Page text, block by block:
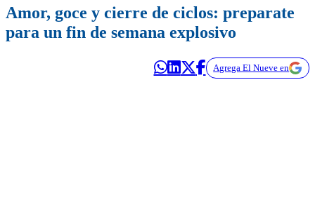
Amor, goce y cierre de ciclos: preparate
para un fin de semana explosivo
Agrega El Nueve en